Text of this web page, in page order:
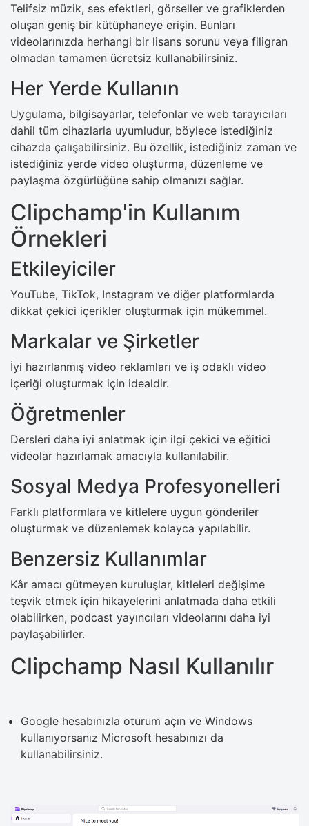
Telifsiz müzik, ses efektleri, görseller ve grafiklerden
oluşan geniş bir kütüphaneye erişin. Bunları
videolarınızda herhangi bir lisans sorunu veya filigran
olmadan tamamen ücretsiz kullanabilirsiniz.
Her Yerde Kullanın
Uygulama, bilgisayarlar, telefonlar ve web tarayıcıları
dahil tüm cihazlarla uyumludur, böylece istediğiniz
cihazda çalışabilirsiniz. Bu özellik, istediğiniz zaman ve
istediğiniz yerde video oluşturma, düzenleme ve
paylaşma özgürlüğüne sahip olmanızı sağlar.
Clipchamp'in Kullanım
Örnekleri
Etkileyiciler
YouTube, TikTok, Instagram ve diğer platformlarda
dikkat çekici içerikler oluşturmak için mükemmel.
Markalar ve Şirketler
İyi hazırlanmış video reklamları ve iş odaklı video
içeriği oluşturmak için idealdir.
Öğretmenler
Dersleri daha iyi anlatmak için ilgi çekici ve eğitici
videolar hazırlamak amacıyla kullanılabilir.
Sosyal Medya Profesyonelleri
Farklı platformlara ve kitlelere uygun gönderiler
oluşturmak ve düzenlemek kolayca yapılabilir.
Benzersiz Kullanımlar
Kâr amacı gütmeyen kuruluşlar, kitleleri değişime
teşvik etmek için hikayelerini anlatmada daha etkili
olabilirken, podcast yayıncıları videolarını daha iyi
paylaşabilirler.
Clipchamp Nasıl Kullanılır
Google hesabınızla oturum açın ve Windows
kullanıyorsanız Microsoft hesabınızı da
kullanabilirsiniz.